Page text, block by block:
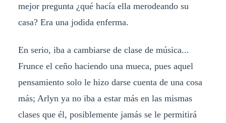
mejor pregunta ¿qué hacía ella merodeando su
casa? Era una jodida enferma.
En serio, iba a cambiarse de clase de música...
Frunce el ceño haciendo una mueca, pues aquel
pensamiento solo le hizo darse cuenta de una cosa
más; Arlyn ya no iba a estar más en las mismas
clases que él, posiblemente jamás se le permitirá